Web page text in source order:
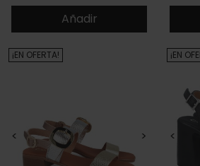
Añadir
< >
¡EN OFERTA!
<
¡EN